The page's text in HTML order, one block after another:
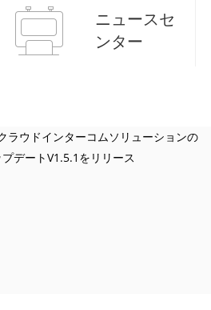
ニュースセ
ンター